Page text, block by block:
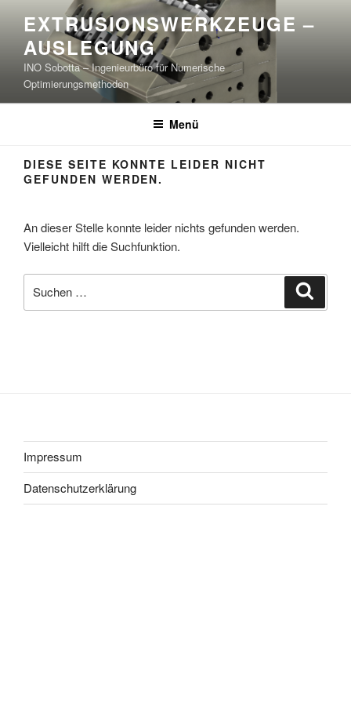
springen
EXTRUSIONSWERKZEUGE –
AUSLEGUNG
INO Sobotta – Ingenieurbüro für Numerische
Optimierungsmethoden
Menü
DIESE SEITE KONNTE LEIDER NICHT
GEFUNDEN WERDEN.
An dieser Stelle konnte leider nichts gefunden werden.
Vielleicht hilft die Suchfunktion.
nach:
Impressum
Datenschutzerklärung